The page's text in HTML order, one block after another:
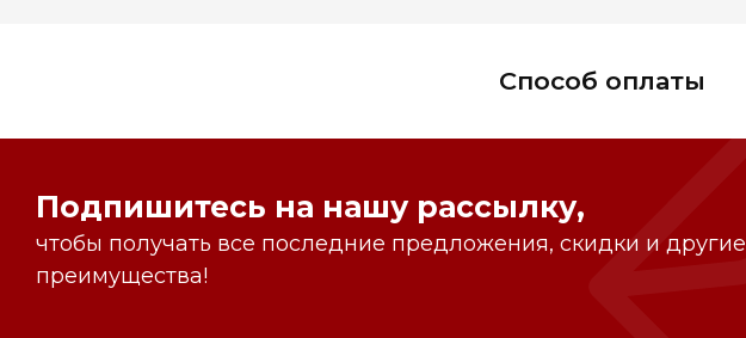
Способ оплаты
Подпишитесь на нашу рассылку,
чтобы получать все последние предложения, скидки и другие
преимущества!